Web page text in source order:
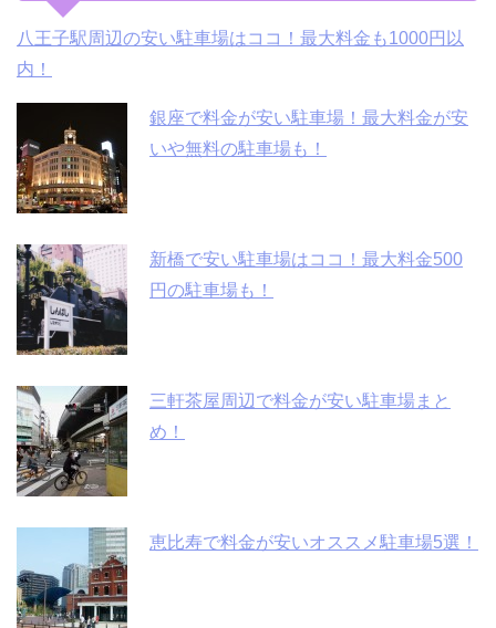
八王子駅周辺の安い駐車場はココ！最大料金も1000円以
内！
銀座で料金が安い駐車場！最大料金が安
いや無料の駐車場も！
新橋で安い駐車場はココ！最大料金500
円の駐車場も！
三軒茶屋周辺で料金が安い駐車場まと
め！
恵比寿で料金が安いオススメ駐車場5選！